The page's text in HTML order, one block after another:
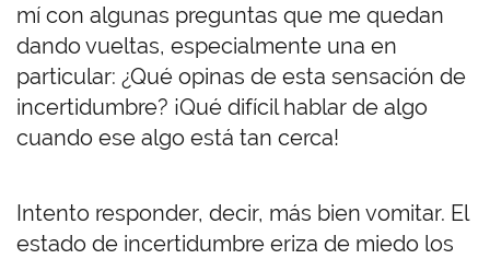
mí con algunas preguntas que me quedan
dando vueltas, especialmente una en
particular: ¿Qué opinas de esta sensación de
incertidumbre? ¡Qué difícil hablar de algo
cuando ese algo está tan cerca!
Intento responder, decir, más bien vomitar. El
estado de incertidumbre eriza de miedo los